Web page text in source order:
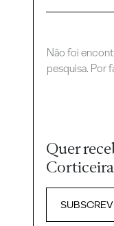
Não foi
pesquisa. Por
Quer